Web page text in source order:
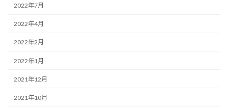
2022年7月
2022年4月
2022年2月
2022年1月
2021年12月
2021年10月